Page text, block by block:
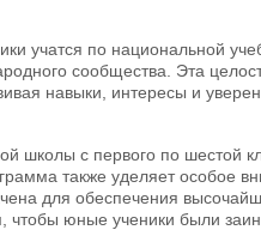
учатся по национальной
сообщества. Эта
навыки, интересы и
школы с первого по шестой
также уделяет особое
для обеспечения
чтобы юные ученики были